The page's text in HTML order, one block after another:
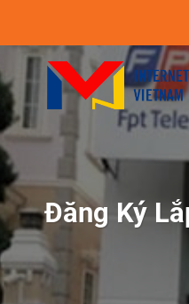
Đăng Ký